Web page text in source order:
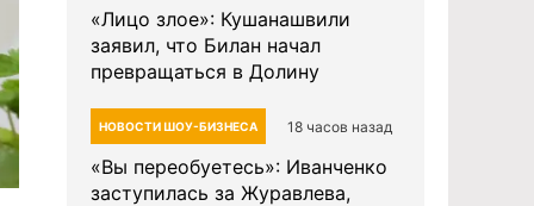
«Лицо злое»: Кушанашвили
заявил, что Билан начал
превращаться в Долину
НОВОСТИ ШОУ-БИЗНЕСА 18 часов назад
«Вы переобуетесь»: Иванченко
заступилась за Журавлева,